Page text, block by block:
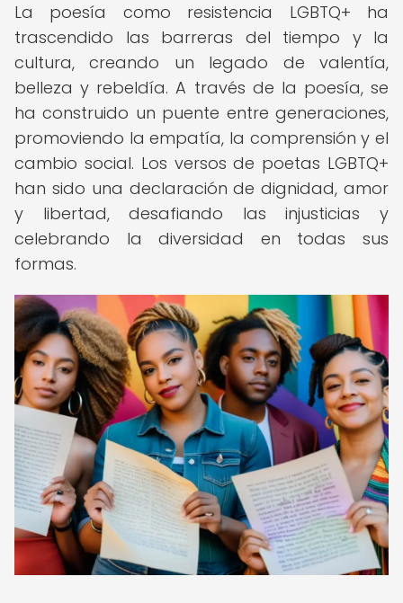
La poesía como resistencia LGBTQ+ ha
trascendido las barreras del tiempo y la
cultura, creando un legado de valentía,
belleza y rebeldía. A través de la poesía, se
ha construido un puente entre generaciones,
promoviendo la empatía, la comprensión y el
cambio social. Los versos de poetas LGBTQ+
han sido una declaración de dignidad, amor
y libertad, desafiando las injusticias y
celebrando la diversidad en todas sus
formas.